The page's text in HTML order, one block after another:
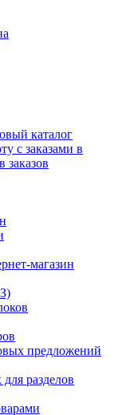
каталог
с заказами в
заказов
магазин
предложений
разделов